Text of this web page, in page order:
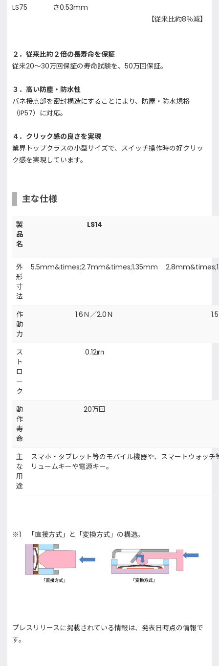
LS75
さ0.53mm
【従来比約8％減】
２．従来比約２倍の長寿命を保証
従来20～30万回保証の寿命試験を、50万回保証。
３．高い防塵・防水性
バネ接点部を密封構造にすることにより、防塵・防水規格
（IP57）に対応。
４．クリック感の良さを実現
業界トップクラスの小型サイズで、スイッチ操作時の好クリッ
ク感を実現しています。
主な仕様
製
品
名
LS14
外
形
寸
法
5.5mm&times;2.7mm&times;1.35mm
作
動
力
1.6Ｎ／2.0Ｎ
ス
ト
ロ
ー
ク
0.12㎜
動
作
寿
命
20万回
主
な
用
途
スマホ・タブレット等のモバイル機器や、スマートウォッ
リュームキーや電源キー。
※1 「直接方式」と「変換方式」の構造。
プレスリリースに掲載されている情報は、発表日時点の情報で
す。